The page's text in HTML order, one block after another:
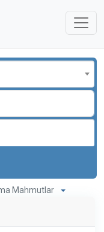
Mahmutlar